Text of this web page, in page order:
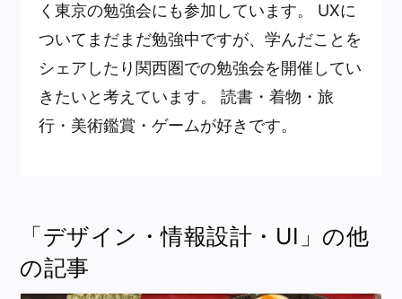
く東京の勉強会にも参加しています。 UXに
ついてまだまだ勉強中ですが、学んだことを
シェアしたり関西圏での勉強会を開催してい
きたいと考えています。 読書・着物・旅
行・美術鑑賞・ゲームが好きです。
「デザイン・情報設計・UI」の他
の記事